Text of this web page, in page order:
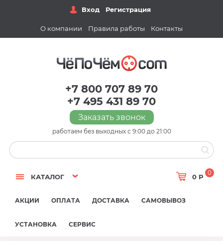
Вход Регистрация
О компании Правила работы Контакты
+7 800 707 89 70
+7 495 431 89 70
Заказать звонок
работаем без выходных с 9:00 до 21:00
КАТАЛОГ 0 Р
0
АКЦИИ ОПЛАТА ДОСТАВКА САМОВЫВОЗ
УСТАНОВКА СЕРВИС